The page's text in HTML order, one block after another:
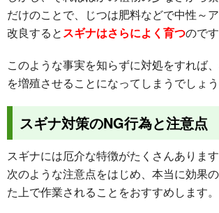
だけのことで、じつは肥料などで中性～
改良するとスギナはさらによく育つのです
このような事実を知らずに対処をすれば
を増殖させることになってしまうでしょう
スギナ対策のNG行為と注意点
スギナには厄介な特徴がたくさんあります
次のような注意点をはじめ、本当に効果
た上で作業されることをおすすめします。